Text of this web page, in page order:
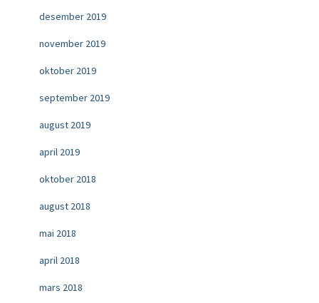
desember 2019
november 2019
oktober 2019
september 2019
august 2019
april 2019
oktober 2018
august 2018
mai 2018
april 2018
mars 2018